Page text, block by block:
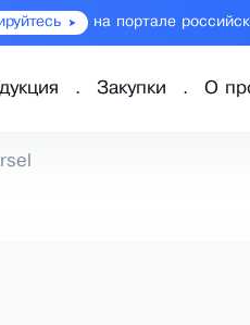
на портале
Закупки О